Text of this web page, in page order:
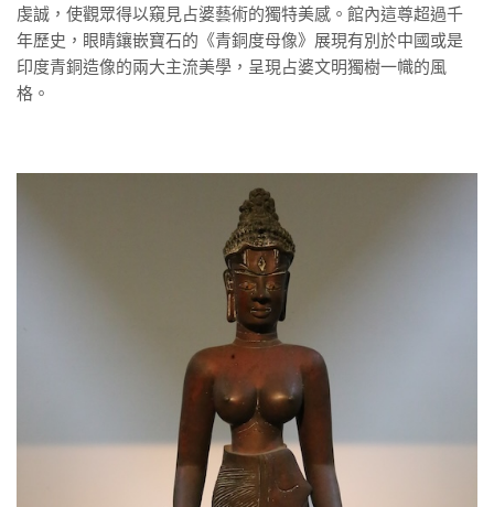
虔誠，使觀眾得以窺見占婆藝術的獨特美感。館內這尊超過千
年歷史，眼睛鑲嵌寶石的《青銅度母像》展現有別於中國或是
印度青銅造像的兩大主流美學，呈現占婆文明獨樹一幟的風
格。